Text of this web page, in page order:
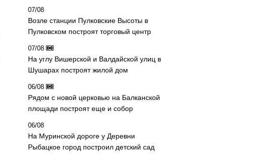
07/08
Возле станции Пулковские Высоты в
Пулковском построят торговый центр
07/08
На углу Вишерской и Валдайской улиц в
Шушарах построят жилой дом
06/08
Рядом с новой церковью на Балканской
площади построят еще и собор
06/08
На Муринской дороге у Деревни
Рыбацкое город построил детский сад